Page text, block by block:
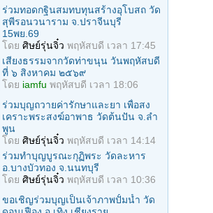
ร่วมทอดกฐินสมทบทุนสร้างอุโบสถ วัด
สุพีรอนวนาราม จ.ปราจีนบุรี
15พย.69
โดย ศิษย์รุ่นจิ๋ว พฤหัสบดี เวลา 17:45
เสียงธรรมจากวัดท่าขนุน วันพฤหัสบดี
ที่ ๖ สิงหาคม ๒๕๖๙
โดย iamfu พฤหัสบดี เวลา 18:06
ร่วมบุญถวายค่ารักษาและยา เพื่อสง
เคราะพระสงฆ์อาพาธ วัดต้นปัน จ.ลํา
พูน
โดย ศิษย์รุ่นจิ๋ว พฤหัสบดี เวลา 14:14
ร่วมทําบุญบูรณะกุฏิพระ วัดละหาร
อ.บางบัวทอง จ.นนทบุรี
โดย ศิษย์รุ่นจิ๋ว พฤหัสบดี เวลา 10:36
ขอเชิญร่วมบุญเป็นเจ้าภาพปั้มน้ำ วัด